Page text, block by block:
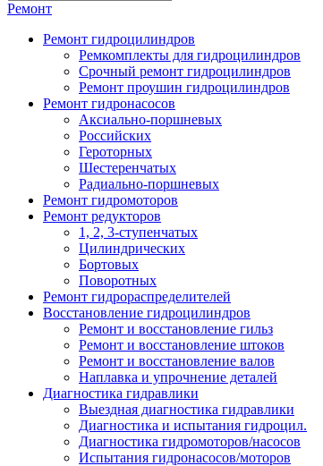
Ремонт
Ремонт гидроцилиндров
Ремкомплекты для гидроцилиндров
Срочный ремонт гидроцилиндров
Ремонт проушин гидроцилиндров
Ремонт гидронасосов
Аксиально-поршневых
Российских
Героторных
Шестеренчатых
Радиально-поршневых
Ремонт гидромоторов
Ремонт редукторов
1, 2, 3-ступенчатых
Цилиндрических
Бортовых
Поворотных
Ремонт гидрораспределителей
Восстановление гидроцилиндров
Ремонт и восстановление гильз
Ремонт и восстановление штоков
Ремонт и восстановление валов
Наплавка и упрочнение деталей
Диагностика гидравлики
Выездная диагностика гидравлики
Диагностика и испытания гидроцил.
Диагностика гидромоторов/насосов
Испытания гидронасосов/моторов